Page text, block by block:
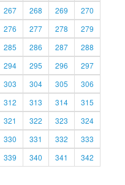
267 268 269
270
276 277 278
279
285 286 287
288
294 295 296
297
303 304 305
306
312 313 314
315
321 322 323
324
330 331 332
333
339 340 341
342